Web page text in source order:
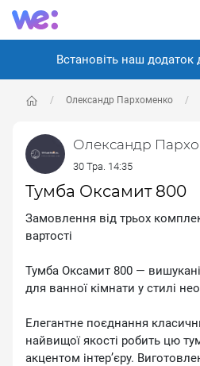
Встановіть наш додаток
Олександр Пархоменко
Олександр
30 Тра. 14:35
Тумба Оксамит 800
Замовлення від трьох
вартості
Тумба Оксамит 800 —
для ванної кімнати у стилі
Елегантне поєднання
найвищої якості робить цю
акцентом інтер’єру.